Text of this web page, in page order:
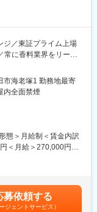
ます
ナル評価、Benefit-
幅広い意思決定に関与
全体に関わり、患者さ
くことが可能です。
の中で、新しいPV
とは何か」を、多様
ある抗体技術を活用
テージアップや、技
ジ／東証プライム上場
常に香料業界をリード
る製造プロセスの確
担当いただきます。
選定、設備設計、安
術支援
バイスを行いなが
市海老塚1 勤務地最寄
内全面禁煙
態＞月給制＜賃金内訳
＜月給＞270,000円～
、選考を通じて上下す
を含めた表記です。
募依頼する
ージェントサービス）